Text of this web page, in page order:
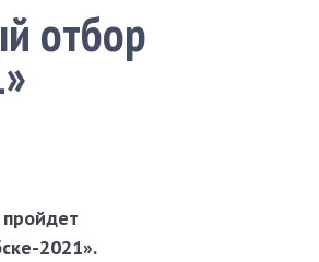
отбор
2021».